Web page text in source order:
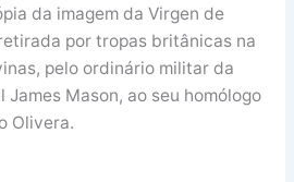
da imagem da Virgen de
por tropas britânicas na
pelo ordinário militar da
James Mason, ao seu homólogo
Olivera.